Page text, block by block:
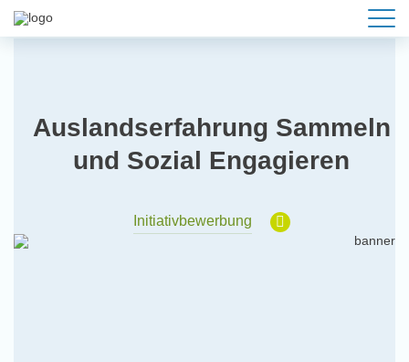
Auslandserfahrung Sammeln
und Sozial Engagieren
Initiativbewerbung